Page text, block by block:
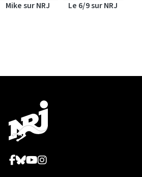
Mike sur NRJ Le 6/9 sur NRJ